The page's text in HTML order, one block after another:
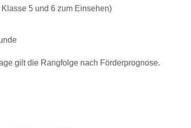
5 und 6 zum Einsehen)
gilt die Rangfolge nach Förderprognose.